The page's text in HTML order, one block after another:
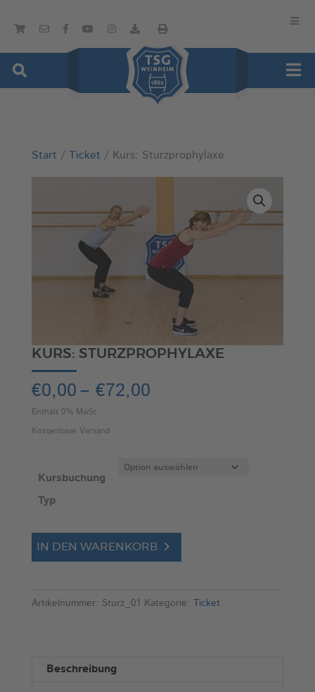
Start / Ticket / Kurs: Sturzprophylaxe
KURS: STURZPROPHYLAXE
€0,00 – €72,00Preisspanne:
Enthält 0% MwSt.
Kostenloser Versand
Kursbuchung
Typ
Kurs:
Sturzprophylaxe
IN DEN WARENKORB
l
e
Artikelnummer: Sturz_01 Kategorie: Ticket
Beschreibung